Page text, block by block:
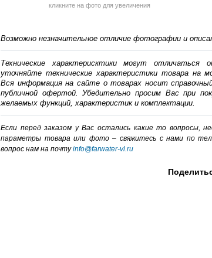
кликните на фото для увеличения
Возможно незначительное отличие фотографии и
Технические характерисктики могут отличаться
уточняйте технические характеристики товара на
Вся информация на сайте о товарах носит
публичной офертой. Убедительно просим Вас при
желаемых функций, характеристик и комплектации.
Если перед заказом у Вас остались какие то вопросы,
параметры товара или фото – cвяжитесь с нами по
вопрос нам на почтуinfo@farwater-vl.ru